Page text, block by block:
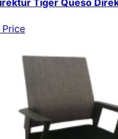
Tiger Queso